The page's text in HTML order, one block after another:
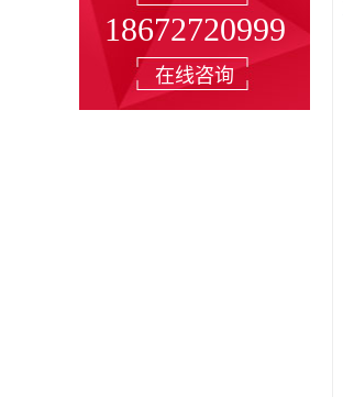
18672720999
在线咨询